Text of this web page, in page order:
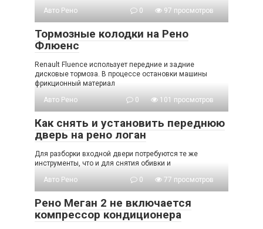
Авто Рено
0 97 просмотров
Тормозные колодки на Рено
Флюенс
Renault Fluence использует передние и задние
дисковые тормоза. В процессе остановки машины
фрикционный материал
Авто Рено
0 101 просмотров
Как снять и установить переднюю
дверь на рено логан
Для разборки входной двери потребуются те же
инструменты, что и для снятия обивки и
Авто Рено
0 77 просмотров
Рено Меган 2 не включается
компрессор кондиционера